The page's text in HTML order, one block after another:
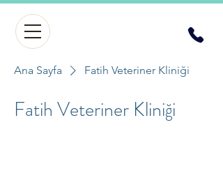
Ana Sayfa Fatih Veteriner Kliniği
Fatih Veteriner Kliniği